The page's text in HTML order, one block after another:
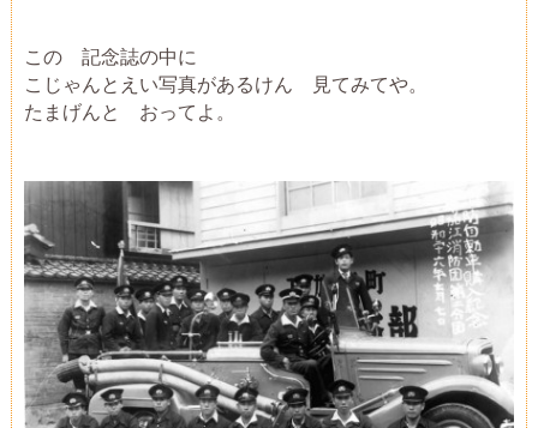
この 記念誌の中に
こじゃんとえい写真があるけん 見てみてや。
たまげんと おってよ。